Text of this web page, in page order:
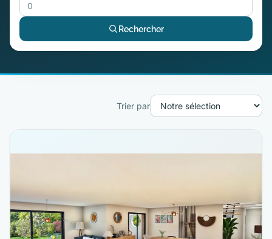
Rechercher
Trier par